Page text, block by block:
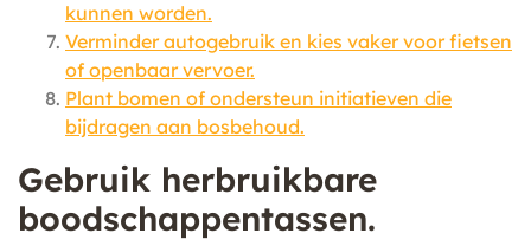
kunnen worden.
Verminder autogebruik en kies vaker voor fietsen
of openbaar vervoer.
Plant bomen of ondersteun initiatieven die
bijdragen aan bosbehoud.
Gebruik herbruikbare
boodschappentassen.